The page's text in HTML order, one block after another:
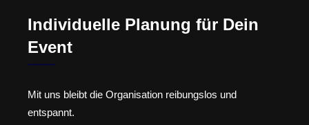
Individuelle Planung für Dein
Event
Mit uns bleibt die Organisation reibungslos und
entspannt.